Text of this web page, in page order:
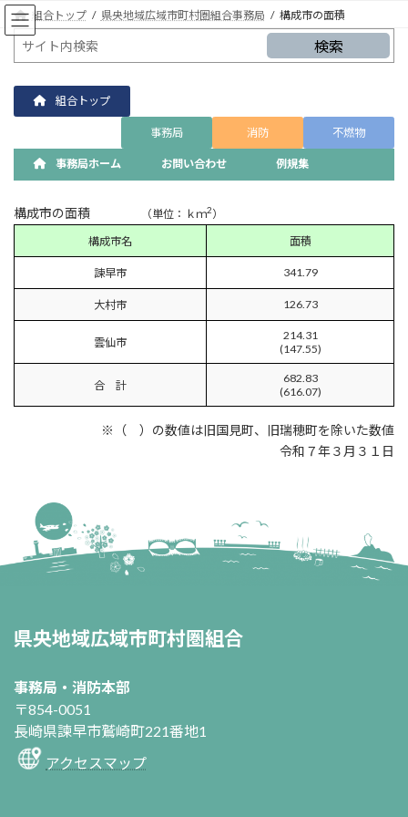
コ
ン
ナ
ビ
組合トップ 県央地域広域市町村圏組合事務局 構成市の面積
検索
組合トップ
事務局 消防 不燃物
事務局ホーム お問い合わせ 例規集
構成市の面積 （単位：ｋｍ2）
構成市名
面積
諫早市 341.79
大村市 126.73
雲仙市
214.31
(147.55)
合 計
682.83
(616.07)
※（ ）の数値は旧国見町、旧瑞穂町を除いた数値
令和７年３月３１日
県央地域広域市町村圏組合
事務局・消防本部
〒854-0051
長崎県諫早市鷲崎町221番地1
アクセスマップ